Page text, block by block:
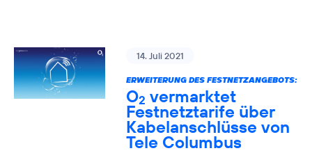
14. Juli 2021
ERWEITERUNG DES FESTNETZANGEBOTS:
O2 vermarktet
Festnetztarife über
Kabelanschlüsse von
Tele Columbus